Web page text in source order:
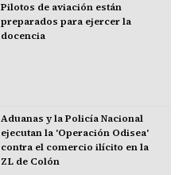
Pilotos de aviación están
preparados para ejercer la
docencia
Aduanas y la Policía Nacional
ejecutan la 'Operación Odisea'
contra el comercio ilícito en la
ZL de Colón